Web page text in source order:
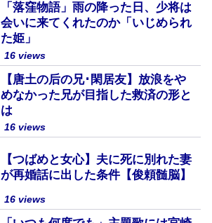
「落窪物語」雨の降った日、少将は
会いに来てくれたのか「いじめられ
た姫」
16 views
【唐土の后の兄･閑居友】放浪をや
めなかった兄が目指した救済の形と
は
16 views
【つばめと女心】夫に死に別れた妻
が再婚話に出した条件【俊頼髄脳】
16 views